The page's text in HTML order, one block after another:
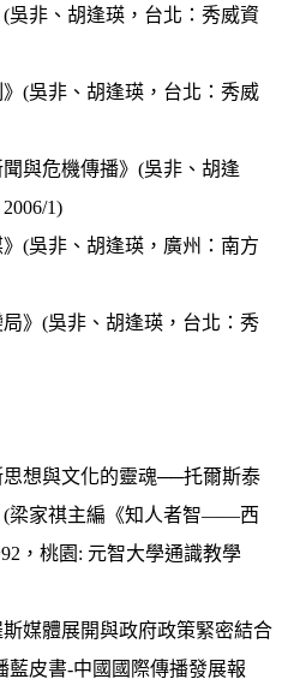
(吳非、胡逢瑛，台北：秀威資
》(吳非、胡逢瑛，台北：秀威
聞與危機傳播》(吳非、胡逢
1)
》(吳非、胡逢瑛，廣州：南方
局》(吳非、胡逢瑛，台北：秀
想與文化的靈魂──托爾斯泰
(梁家祺主編《知人者智——西
，桃園: 元智大學通識教學
媒體展開與政府政策緊密結合
藍皮書-中國國際傳播發展報